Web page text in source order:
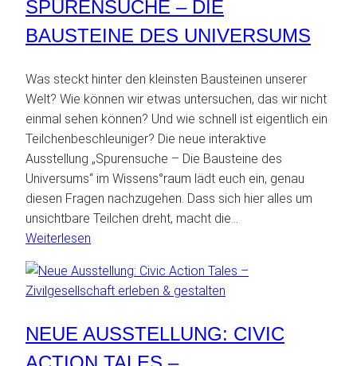
Aktivitäten
auf
durch
Österreich
SPURENSUCHE – DIE
BAUSTEINE DES UNIVERSUMS
Was steckt hinter den kleinsten Bausteinen unserer
Welt? Wie können wir etwas untersuchen, das wir nicht
einmal sehen können? Und wie schnell ist eigentlich ein
Teilchenbeschleuniger? Die neue interaktive
Ausstellung „Spurensuche – Die Bausteine des
Universums“ im Wissens°raum lädt euch ein, genau
diesen Fragen nachzugehen. Dass sich hier alles um
unsichtbare Teilchen dreht, macht die…
Weiterlesen
Ausstellung:
Spurensuche
Die
bausteine
NEUE AUSSTELLUNG: CIVIC